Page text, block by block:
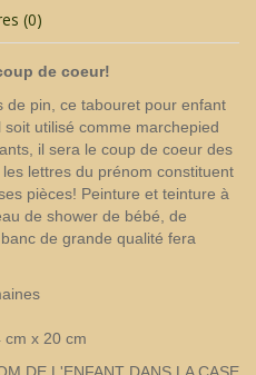
(0)
de coeur!
de pin, ce tabouret pour enfant
utilisé comme marchepied
il sera le coup de coeur des
lettres du prénom constituent
pièces! Peinture et teinture à
de shower de bébé, de
de grande qualité fera
cm x 20 cm